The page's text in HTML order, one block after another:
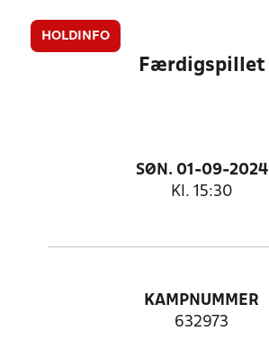
HOLDINFO
Færdigspillet
SØN. 01-09-2024
Kl. 15:30
KAMPNUMMER
632973